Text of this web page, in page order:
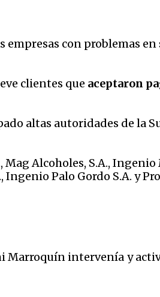
empresas con problemas en
clientes que aceptaron
altas autoridades de la
Mag Alcoholes, S.A., Ingenio
Ingenio Palo Gordo S.A. y
Marroquín intervenía y